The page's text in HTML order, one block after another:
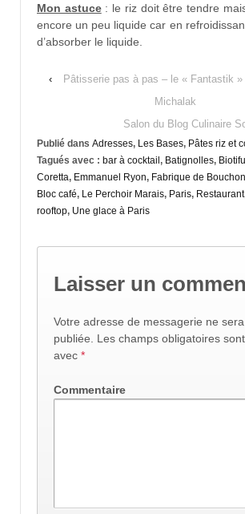
Mon astuce: le riz doit être tendre
encore un peu liquide car en
d’absorber le liquide.
‹
Pâtisserie pas à pas – le « Fantastik
Michalak
Salon du Blog Culinaire
Publié dans Adresses, Les Bases, Pâtes riz et
Tagués avec : bar à cocktail , Batignolles, Biotiful
Coretta, Emmanuel Ryon, Fabrique de
Bloc café, Le Perchoir Marais, Paris, Restaurant
rooftop, Une glace à Paris
Laisser un
Votre adresse de messagerie ne
publiée.
Les champs obligatoires
avec *
Commentaire